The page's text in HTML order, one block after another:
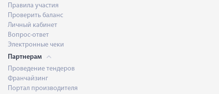
Правила участия
Проверить баланс
Личный кабинет
Вопрос-ответ
Электронные чеки
Партнерам
Проведение тендеров
Франчайзинг
Портал производителя